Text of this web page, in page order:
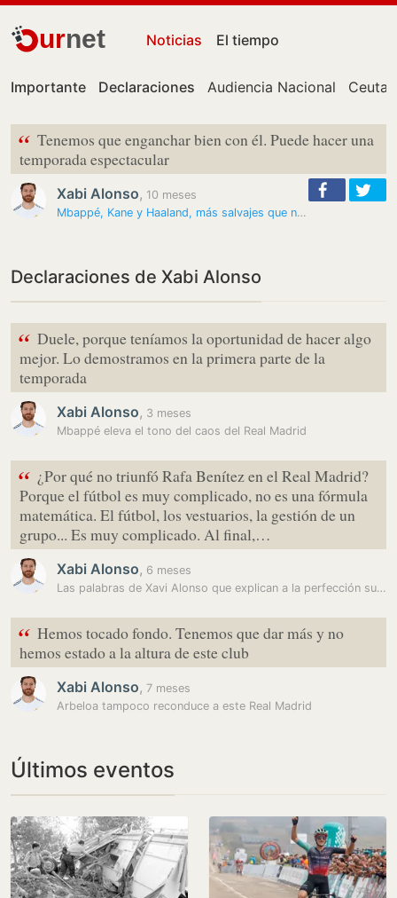
urnet Noticias El tiempo
Importante Declaraciones Audiencia Nacional Ceuta
“ Tenemos que enganchar bien con él. Puede hacer una
temporada espectacular
Xabi Alonso, 10 meses
Mbappé, Kane y Haaland, más salvajes que nunca: sus estratosféricos…
Declaraciones de Xabi Alonso
“ Duele, porque teníamos la oportunidad de hacer algo
mejor. Lo demostramos en la primera parte de la
temporada
Xabi Alonso, 3 meses
Mbappé eleva el tono del caos del Real Madrid
“ ¿Por qué no triunfó Rafa Benítez en el Real Madrid?
Porque el fútbol es muy complicado, no es una fórmula
matemática. El fútbol, los vestuarios, la gestión de un
grupo... Es muy complicado. Al final,…
Xabi Alonso, 6 meses
Las palabras de Xavi Alonso que explican a la perfección su fracaso en…
“ Hemos tocado fondo. Tenemos que dar más y no
hemos estado a la altura de este club
Xabi Alonso, 7 meses
Arbeloa tampoco reconduce a este Real Madrid
Últimos eventos